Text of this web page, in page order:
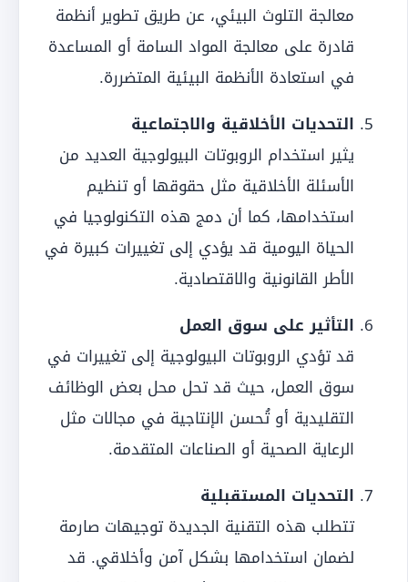
معالجة التلوث البيئي، عن طريق تطوير أنظمة
قادرة على معالجة المواد السامة أو المساعدة
في استعادة الأنظمة البيئية المتضررة.
التحديات الأخلاقية والاجتماعية
يثير استخدام الروبوتات البيولوجية العديد من
الأسئلة الأخلاقية مثل حقوقها أو تنظيم
استخدامها، كما أن دمج هذه التكنولوجيا في
الحياة اليومية قد يؤدي إلى تغييرات كبيرة في
الأطر القانونية والاقتصادية.
التأثير على سوق العمل
قد تؤدي الروبوتات البيولوجية إلى تغييرات في
سوق العمل، حيث قد تحل محل بعض الوظائف
التقليدية أو تُحسن الإنتاجية في مجالات مثل
الرعاية الصحية أو الصناعات المتقدمة.
التحديات المستقبلية
تتطلب هذه التقنية الجديدة توجيهات صارمة
لضمان استخدامها بشكل آمن وأخلاقي. قد